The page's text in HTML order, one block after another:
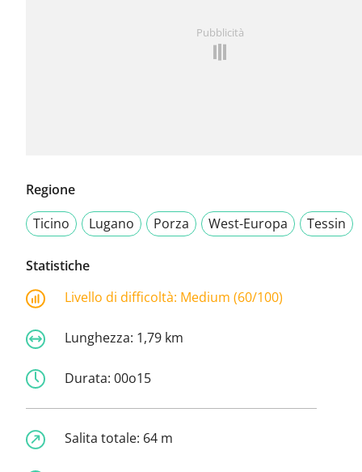
Pubblicità
Regione
Ticino
Lugano Porza West-Europa Tessin
Statistiche
Livello di difficoltà: Medium (60/100)
Lunghezza: 1,79 km
Durata: 00o15
Salita totale: 64 m